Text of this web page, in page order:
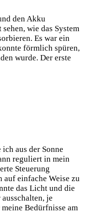
den Akku
wie das System
⁤Es ‌war ‌ein
förmlich ​spüren,
wurde.‌ Der erste
aus der Sonne
reguliert ⁢in mein
Steuerung
einfache Weise zu
das⁤ Licht und die
je
Bedürfnisse am⁤